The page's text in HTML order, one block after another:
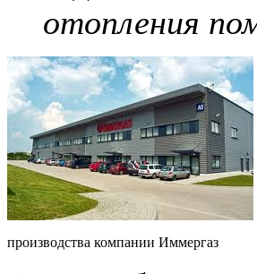
отопления
производства компании Иммергаз